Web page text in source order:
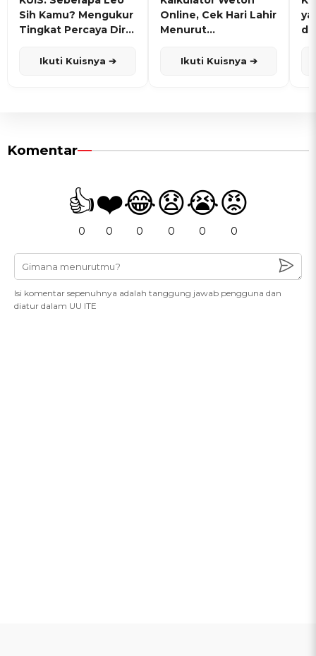
Sih Kamu? Mengukur
Tingkat Percaya Diri
Ikuti Kuisnya ➔
Online, Cek Hari Lahir
Menurut
Ikuti Kuisnya ➔
Komentar
👍
0
❤️
0
😂
0
😧
0
😭
0
😡
0
Isi komentar sepenuhnya adalah tanggung jawab pengguna dan
diatur dalam UU ITE